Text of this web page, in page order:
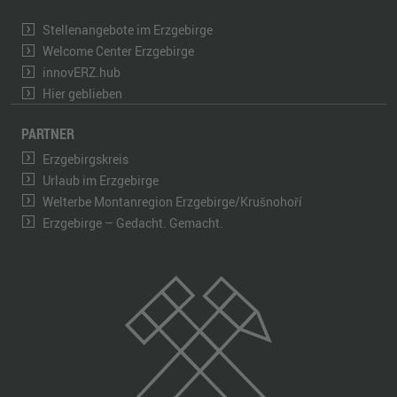
Stellenangebote im Erzgebirge
Welcome Center Erzgebirge
innovERZ.hub
Hier geblieben
PARTNER
Erzgebirgskreis
Urlaub im Erzgebirge
Welterbe Montanregion Erzgebirge/Krušnohoří
Erzgebirge – Gedacht. Gemacht.